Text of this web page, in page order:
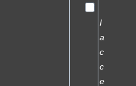
I
a
c
c
e